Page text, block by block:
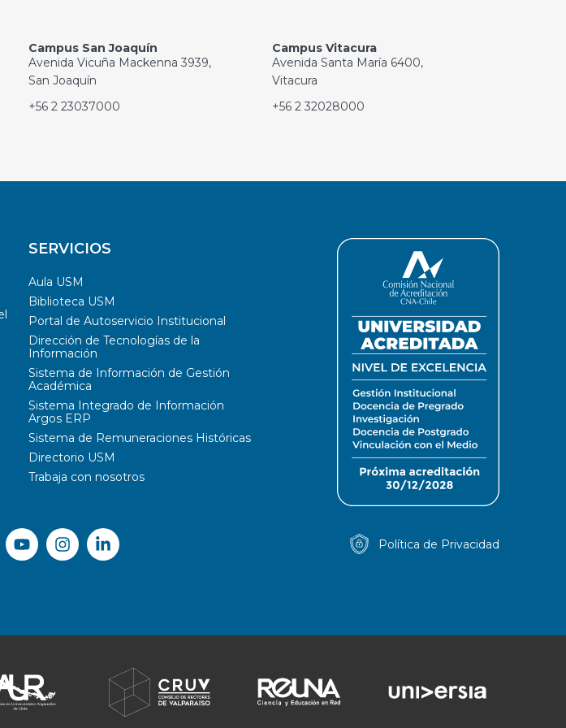
Campus San Joaquín
Avenida Vicuña Mackenna 3939,
San Joaquín
+56 2 23037000
Campus Vitacura
Avenida Santa María 6400,
Vitacura
+56 2 32028000
SERVICIOS
Aula USM
Biblioteca USM
Portal de Autoservicio Institucional
Dirección de Tecnologías de la
Información
Sistema de Información de Gestión
Académica
Sistema Integrado de Información
Argos ERP
Sistema de Remuneraciones Históricas
Directorio USM
Trabaja con nosotros
Política de Privacidad